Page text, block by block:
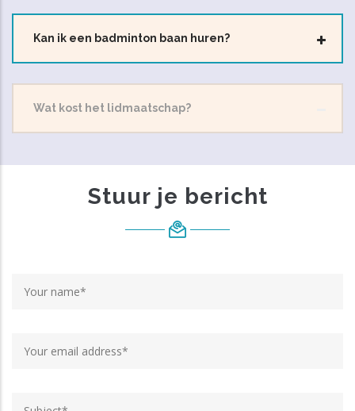
Kan ik een badminton baan huren?
Wat kost het lidmaatschap?
Stuur je bericht